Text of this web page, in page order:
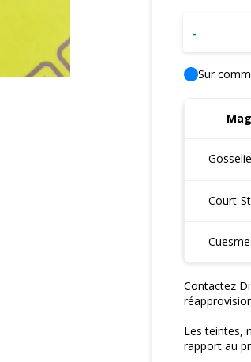
-
Sur
Court-
Contactez
Les teintes,
rapport au